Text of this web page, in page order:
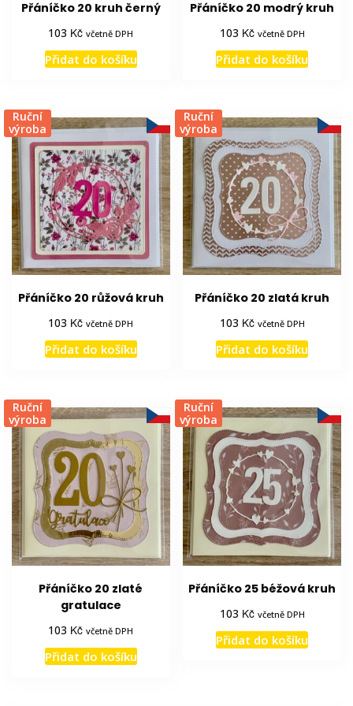
Přáníčko 20 kruh černý
103 Kč včetně DPH
Přidat do košíku
Přáníčko 20 modrý kruh
103 Kč včetně DPH
Přidat do košíku
Ruční
výroba
Přáníčko 20 růžová kruh
103 Kč včetně DPH
Přidat do košíku
Ruční
výroba
Přáníčko 20 zlatá kruh
103 Kč včetně DPH
Přidat do košíku
Ruční
výroba
Přáníčko 20 zlaté
gratulace
103 Kč včetně DPH
Přidat do košíku
Ruční
výroba
Přáníčko 25 béžová kruh
103 Kč včetně DPH
Přidat do košíku